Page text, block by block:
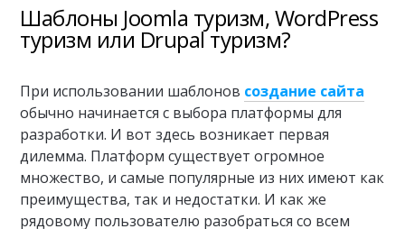
Шаблоны Joomla туризм, WordPress
туризм или Drupal туризм?
При использовании шаблонов создание сайта
обычно начинается с выбора платформы для
разработки. И вот здесь возникает первая
дилемма. Платформ существует огромное
множество, и самые популярные из них имеют как
преимущества, так и недостатки. И как же
рядовому пользователю разобраться со всем